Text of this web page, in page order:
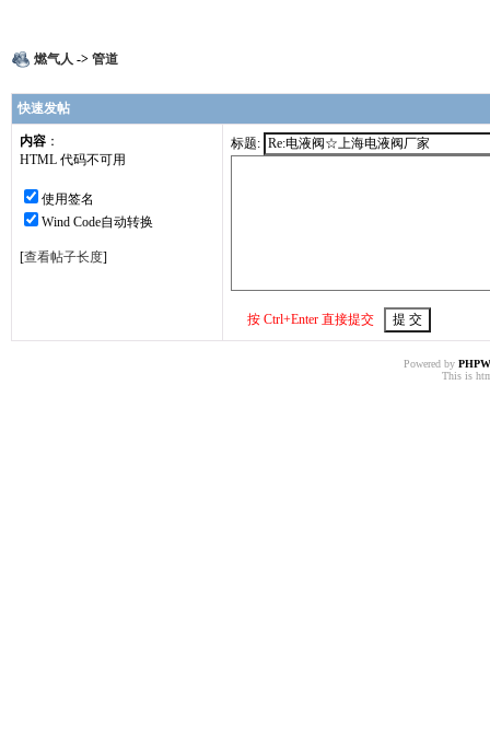
燃气人 -> 管道
快速发帖
内容 ：
HTML 代码不可用
使用签名
Wind Code自动转换
[查看帖子长度]
标题:
按 Ctrl+Enter 直接提交
Powered by
This is